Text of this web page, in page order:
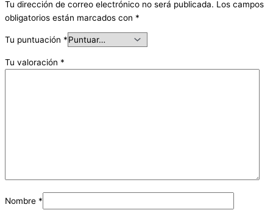
Tu dirección de correo electrónico no será publicada. Los campos
obligatorios están marcados con *
Tu puntuación *
Tu valoración *
Nombre *